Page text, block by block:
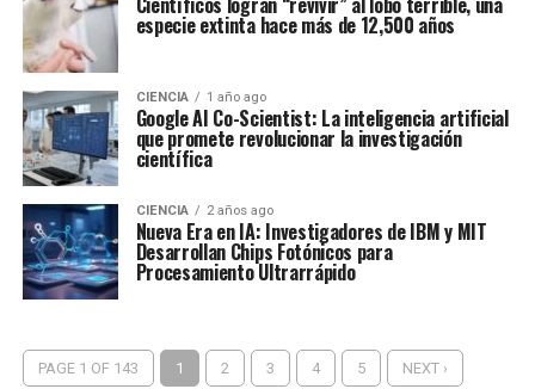
especie extinta hace más de 12,500 años
CIENCIA 1 año ago
Google AI Co-Scientist: La inteligencia artificial
que promete revolucionar la investigación
científica
CIENCIA 2 años ago
Nueva Era en IA: Investigadores de IBM y MIT
Desarrollan Chips Fotónicos para
Procesamiento Ultrarrápido
PAGE 1 OF 143 1 2 3 4 5 NEXT ›